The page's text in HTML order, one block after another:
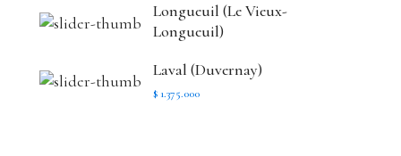
Longueuil (Le Vieux-
Longueuil)
Laval (Duvernay)
$ 1.375.000